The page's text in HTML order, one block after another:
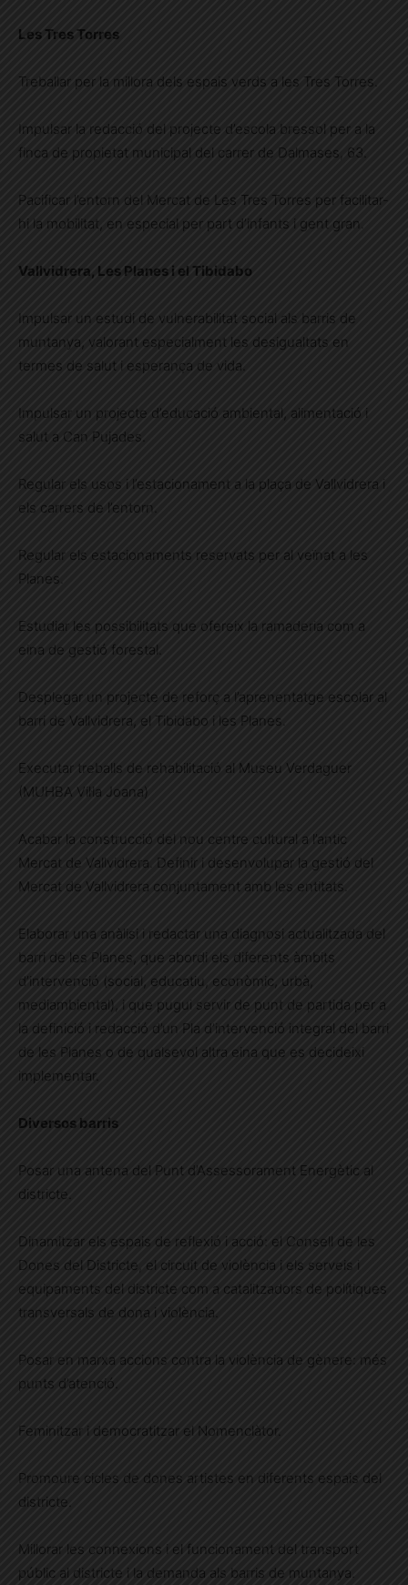
Les Tres Torres
Treballar per la millora dels espais verds a les Tres Torres.
Impulsar la redacció del projecte d’escola bressol per a la
finca de propietat municipal del carrer de Dalmases, 63.
Pacificar l’entorn del Mercat de Les Tres Torres per facilitar-
hi la mobilitat, en especial per part d’infants i gent gran.
Vallvidrera, Les Planes i el Tibidabo
Impulsar un estudi de vulnerabilitat social als barris de
muntanya, valorant especialment les desigualtats en
termes de salut i esperança de vida.
Impulsar un projecte d’educació ambiental, alimentació i
salut a Can Pujades.
Regular els usos i l’estacionament a la plaça de Vallvidrera i
els carrers de l’entorn.
Regular els estacionaments reservats per al veïnat a les
Planes.
Estudiar les possibilitats que ofereix la ramaderia com a
eina de gestió forestal.
Desplegar un projecte de reforç a l’aprenentatge escolar al
barri de Vallvidrera, el Tibidabo i les Planes.
Executar treballs de rehabilitació al Museu Verdaguer
(MUHBA Vil·la Joana)
Acabar la construcció del nou centre cultural a l’antic
Mercat de Vallvidrera. Definir i desenvolupar la gestió del
Mercat de Vallvidrera conjuntament amb les entitats.
Elaborar una anàlisi i redactar una diagnosi actualitzada del
barri de les Planes, que abordi els diferents àmbits
d’intervenció (social, educatiu, econòmic, urbà,
mediambiental), i que pugui servir de punt de partida per a
la definició i redacció d’un Pla d’intervenció integral del barri
de les Planes o de qualsevol altra eina que es decideixi
implementar.
Diversos barris
Posar una antena del Punt d’Assessorament Energètic al
districte.
Dinamitzar els espais de reflexió i acció: el Consell de les
Dones del Districte, el circuit de violència i els serveis i
equipaments del districte com a catalitzadors de polítiques
transversals de dona i violència.
Posar en marxa accions contra la violència de gènere: més
punts d’atenció.
Feminitzar i democratitzar el Nomenclàtor.
Promoure cicles de dones artistes en diferents espais del
districte.
Millorar les connexions i el funcionament del transport
públic al districte i la demanda als barris de muntanya.